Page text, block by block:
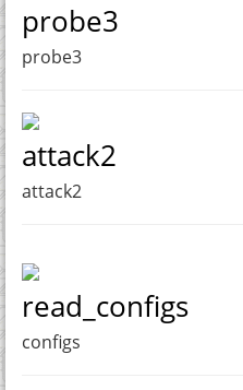
probe3
probe3
attack2
attack2
read_configs
configs